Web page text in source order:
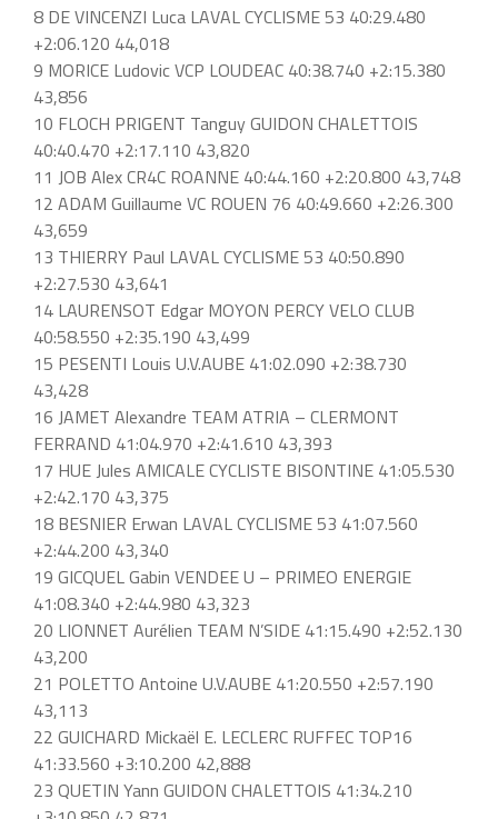
8 DE VINCENZI Luca LAVAL CYCLISME 53 40:29.480
+2:06.120 44,018
9 MORICE Ludovic VCP LOUDEAC 40:38.740 +2:15.380
43,856
10 FLOCH PRIGENT Tanguy GUIDON CHALETTOIS
40:40.470 +2:17.110 43,820
11 JOB Alex CR4C ROANNE 40:44.160 +2:20.800 43,748
12 ADAM Guillaume VC ROUEN 76 40:49.660 +2:26.300
43,659
13 THIERRY Paul LAVAL CYCLISME 53 40:50.890
+2:27.530 43,641
14 LAURENSOT Edgar MOYON PERCY VELO CLUB
40:58.550 +2:35.190 43,499
15 PESENTI Louis U.V.AUBE 41:02.090 +2:38.730
43,428
16 JAMET Alexandre TEAM ATRIA – CLERMONT
FERRAND 41:04.970 +2:41.610 43,393
17 HUE Jules AMICALE CYCLISTE BISONTINE 41:05.530
+2:42.170 43,375
18 BESNIER Erwan LAVAL CYCLISME 53 41:07.560
+2:44.200 43,340
19 GICQUEL Gabin VENDEE U – PRIMEO ENERGIE
41:08.340 +2:44.980 43,323
20 LIONNET Aurélien TEAM N’SIDE 41:15.490 +2:52.130
43,200
21 POLETTO Antoine U.V.AUBE 41:20.550 +2:57.190
43,113
22 GUICHARD Mickaël E. LECLERC RUFFEC TOP16
41:33.560 +3:10.200 42,888
23 QUETIN Yann GUIDON CHALETTOIS 41:34.210